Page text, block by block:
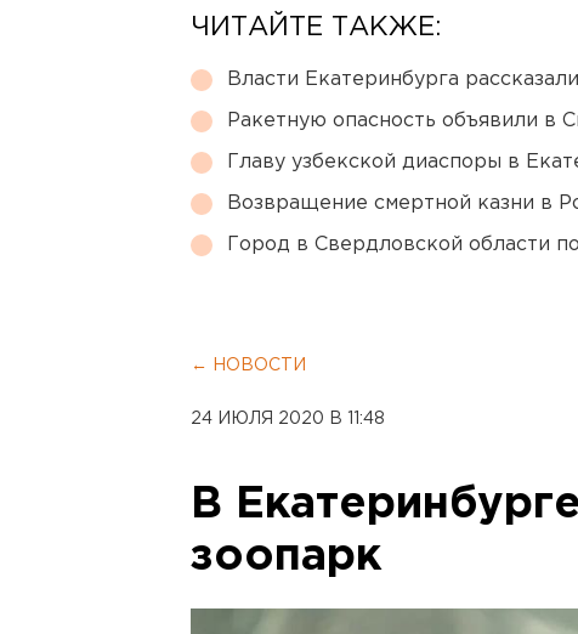
ЧИТАЙТЕ ТАКЖЕ:
Власти Екатеринбурга
Ракетную опасность объявили в
Главу узбекской диаспоры в
Возвращение смертной казни в
Город в Свердловской области
← НОВОСТИ
24 ИЮЛЯ 2020 В 11:48
В
зоопарк